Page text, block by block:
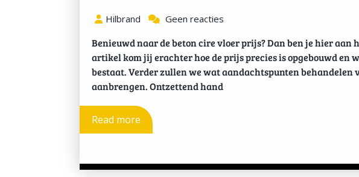
Hilbrand Geen reacties
Benieuwd naar de beton cire vloer prijs? Dan ben je hier aan
artikel kom jij erachter hoe de prijs precies is opgebouwd en
bestaat. Verder zullen we wat aandachtspunten behandelen
aanbrengen. Ontzettend hand
Read more